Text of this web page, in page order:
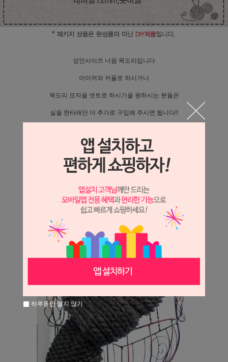
성인사이즈 너음 목도리입니다
아이꺼와 커플로 하시거나
목도리 모자을 셋트로 하시기을 원하시는 분들은
실을 한타래만 더 추가로 구입해 주시면 됩니다!!
하루동안 열지 않기